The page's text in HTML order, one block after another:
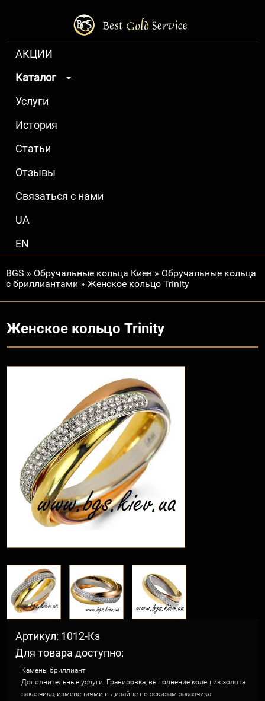
АКЦИИ
Каталог
Услуги
История
Статьи
Отзывы
Связаться с нами
UA
EN
BGS » Обручальные кольца Киев » Обручальные кольца
с бриллиантами » Женское кольцо Trinity
Женское кольцо Trinity
Артикул: 1012-Кз
Для товара доступно:
Камень: бриллиант
Дополнительные услуги: Гравировка, выполнение колец из золота
заказчика, изменениями в дизайне по эскизам заказчика.